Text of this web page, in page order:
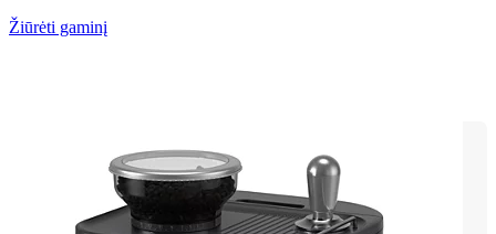
Žiūrėti gaminį